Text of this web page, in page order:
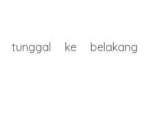
tunggal ke belakang